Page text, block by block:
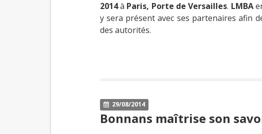
2014à Paris, Porte de Versailles. LMBA
y sera présent avec ses partenaires afin
des autorités.
29/08/2014
Bonnans maîtrise son